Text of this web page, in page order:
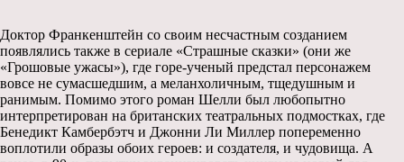
Доктор Франкенштейн со своим несчастным созданием
появлялись также в сериале «Страшные сказки» (они же
«Грошовые ужасы»), где горе-ученый предстал персонажем
вовсе не сумасшедшим, а меланхоличным, тщедушным и
ранимым. Помимо этого роман Шелли был любопытно
интерпретирован на британских театральных подмостках, где
Бенедикт Камбербэтч и Джонни Ли Миллер попеременно
воплотили образы обоих героев: и создателя, и чудовища. А